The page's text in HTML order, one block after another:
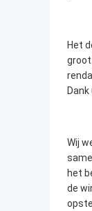
Het
Dank
Wij
het
de